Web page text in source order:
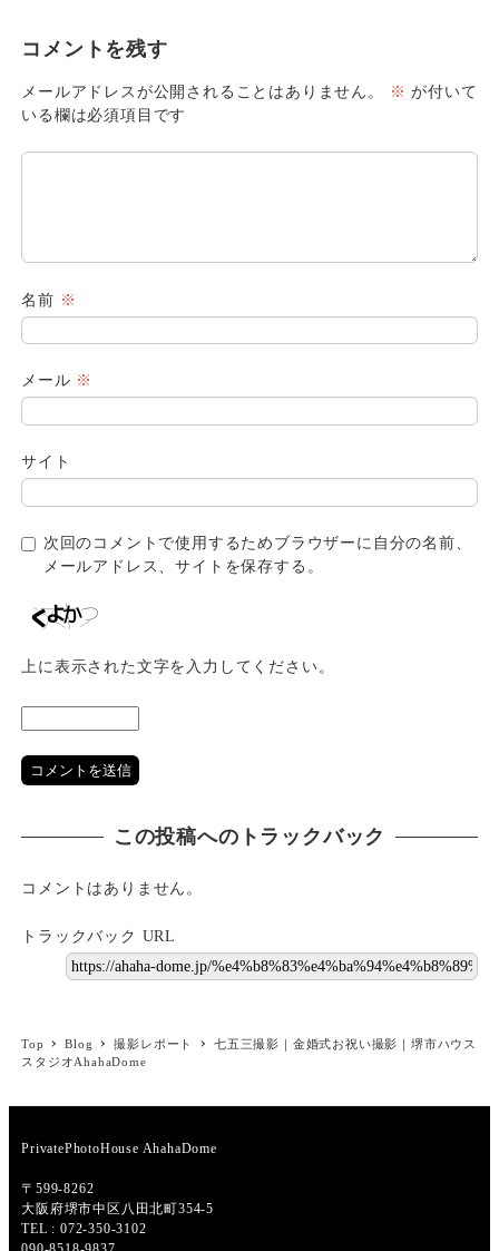
コメントを残す
メールアドレスが公開されることはありません。 ※ が付いて
いる欄は必須項目です
名前 ※
メール ※
サイト
次回のコメントで使用するためブラウザーに自分の名前、
メールアドレス、サイトを保存する。
上に表示された文字を入力してください。
この投稿へのトラックバック
コメントはありません。
トラックバック URL
Top Blog 撮影レポート
七五三撮影｜金婚式お祝い撮影｜堺市ハウス
スタジオAhahaDome
PrivatePhotoHouse AhahaDome
〒599-8262
大阪府堺市中区八田北町354-5
TEL : 072-350-3102